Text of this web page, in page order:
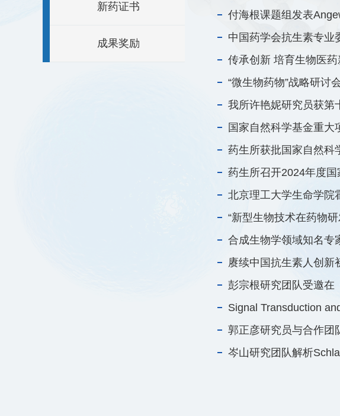
新药证书
成果奖励
付海根课题组发表
中国药学会抗生素专业
传承创新 培育生物医
“微生物药物”战略研讨
我所许艳妮研究员获第
国家自然科学基金重大
药生所获批国家自然科
药生所召开2024年度
北京理工大学生命学院
“新型生物技术在药物
合成生物学领域知名专
赓续中国抗生素人创新
彭宗根研究团队受邀在
Signal Transduction
郭正彦研究员与合作团
岑山研究团队解析